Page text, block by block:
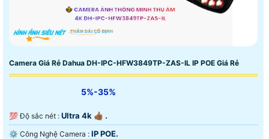
Camera Giá Rẻ Dahua DH-IPC-HFW3849TP-ZAS-IL IP POE Giá Rẻ
5%-35%
💯 Độ sắc nét : Ultra 4k 👍🏾 .
⚙ Công Nghệ Camera : IP POE.